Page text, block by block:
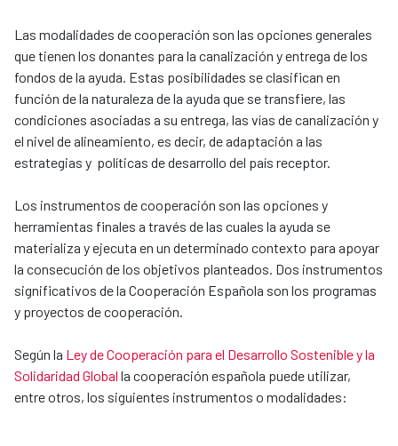
Las modalidades de cooperación son las opciones generales
que tienen los donantes para la canalización y entrega de los
fondos de la ayuda. Estas posibilidades se clasifican en
función de la naturaleza de la ayuda que se transfiere, las
condiciones asociadas a su entrega, las vías de canalización y
el nivel de alineamiento, es decir, de adaptación a las
estrategias y políticas de desarrollo del país receptor.
Los instrumentos de cooperación son las opciones y
herramientas finales a través de las cuales la ayuda se
materializa y ejecuta en un determinado contexto para apoyar
la consecución de los objetivos planteados. Dos instrumentos
significativos de la Cooperación Española son los programas
y proyectos de cooperación.
Según la Ley de Cooperación para el Desarrollo Sostenible y la
Solidaridad Global la cooperación española puede utilizar,
entre otros, los siguientes instrumentos o modalidades: